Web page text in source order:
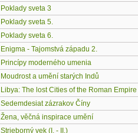
Poklady sveta 3
Poklady sveta 5.
Poklady sveta 6.
Enigma - Tajomstvá západu 2.
Princípy moderného umenia
Moudrost a umění starých Indů
Libya: The lost Cities of the Roman Empire
Sedemdesiat zázrakov Číny
Žena, věčná inspirace umění
Strieborný vek (I. - II.)